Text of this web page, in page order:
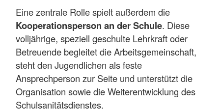
Eine zentrale Rolle spielt außerdem die
Kooperationsperson an der Schule. Diese
volljährige, speziell geschulte Lehrkraft oder
Betreuende begleitet die Arbeitsgemeinschaft,
steht den Jugendlichen als feste
Ansprechperson zur Seite und unterstützt die
Organisation sowie die Weiterentwicklung des
Schulsanitätsdienstes.